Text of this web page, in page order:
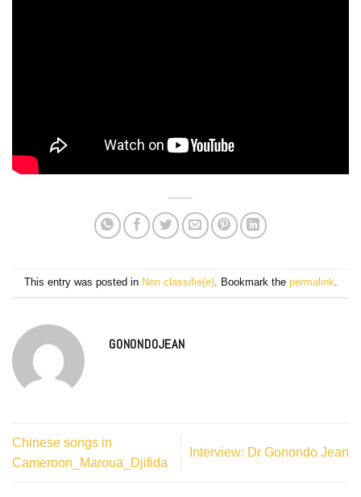
This entry was posted in Non classifié(e). Bookmark the permalink.
GONONDOJEAN
Chinese songs in
Cameroon_Maroua_Djifida
Interview: Dr Gonondo Jean